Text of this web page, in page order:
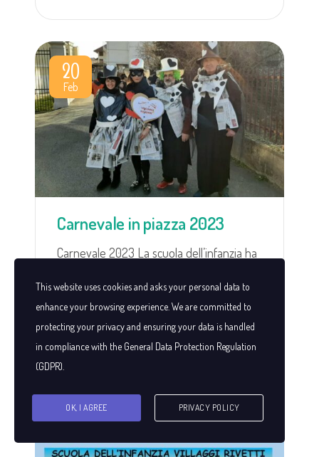
20
Feb
Carnevale in piazza 2023
Carnevale 2023 La scuola dell’infanzia ha
Loco e Oratori di Vigliano!
Notizie
28
Nov
This website uses cookies and asks your personal data to
enhance your browsing experience. We are committed to
protecting your privacy and ensuring your data is handled
in compliance with the General Data Protection Regulation
(GDPR)
OK, I AGREE PRIVACY POLICY